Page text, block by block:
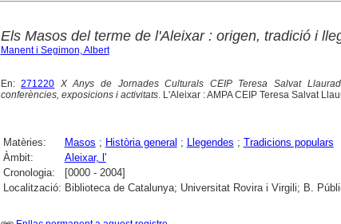
Els Masos del terme de l'Aleixar : origen, tradició i
Manent i Segimon, Albert
En:271220 X Anys de Jornades Culturals CEIP Teresa Salvat
conferències, exposicions i activitats. L'Aleixar : AMPA CEIP Teresa Salvat
Matèries: Masos ; Història general ; Llegendes ; Tradicions populars
Àmbit:
Aleixar, l'
Cronologia:
[0000 - 2004]
Localització: Biblioteca de Catalunya; Universitat Rovira i Virgili; B.